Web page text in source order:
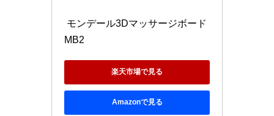
MB2
楽天市場で見る
Amazonで見る